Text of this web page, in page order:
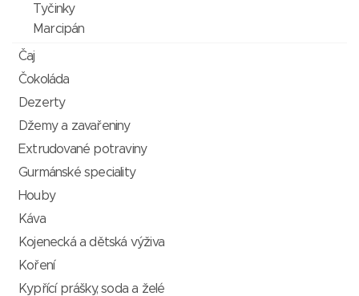
Tyčinky
Marcipán
Čaj
Čokoláda
Dezerty
Džemy a zavařeniny
Extrudované potraviny
Gurmánské speciality
Houby
Káva
Kojenecká a dětská výživa
Koření
Kypřící prášky, soda a želé